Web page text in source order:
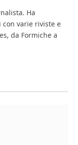
Ha
varie riviste e
da Formiche a